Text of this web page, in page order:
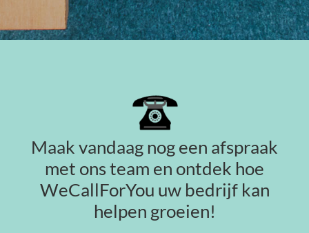
Maak vandaag nog een afspraak
met ons team en ontdek hoe
WeCallForYou uw bedrijf kan
helpen groeien!